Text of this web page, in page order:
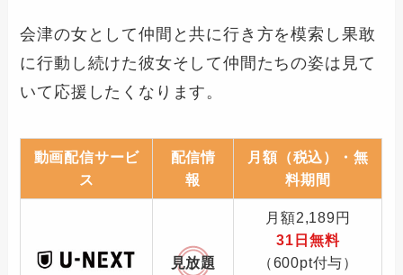
会津の女として仲間と共に行き方を模索し果敢
に行動し続けた彼女そして仲間たちの姿は見て
いて応援したくなります。
動画配信サービ
ス
配信情
報
月額（税込）・無
料期間
見放題
月額2,189円
31日無料
（600pt付与）